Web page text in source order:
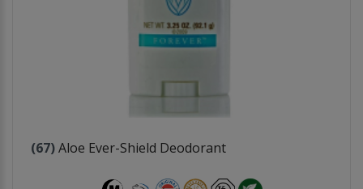
(67)Aloe Ever-Shield Deodorant